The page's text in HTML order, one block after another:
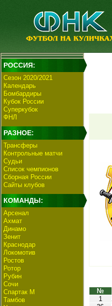
РОССИЯ:
Сезон 2020/2021
Календарь
Бомбардиры
Кубок России
Суперкубок
ФНЛ
РАЗНОЕ:
Трансферы
Контрольные матчи
Судьи
Список чемпионов
Сборная России
Сайты клубов
КОМАНДЫ:
Арсенал
Ахмат
Динамо
Зенит
Краснодар
Локомотив
Ростов
Ротор
Рубин
Сочи
Спартак М
Тамбов
№
1